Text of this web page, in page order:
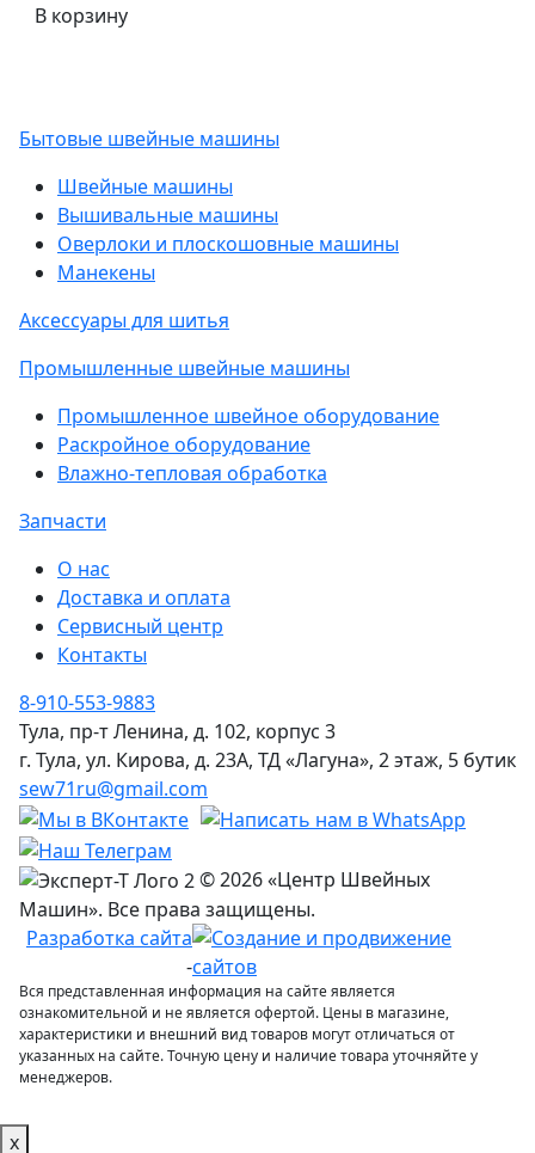
В корзину
Бытовые швейные машины
Швейные машины
Вышивальные машины
Оверлоки и плоскошовные машины
Манекены
Аксессуары для шитья
Промышленные швейные машины
Промышленное швейное оборудование
Раскройное оборудование
Влажно-тепловая обработка
Запчасти
О нас
Доставка и оплата
Сервисный центр
Контакты
8-910-553-9883
Тула, пр-т Ленина, д. 102, корпус 3
г. Тула, ул. Кирова, д. 23А, ТД «Лагуна», 2 этаж, 5 бутик
sew71ru@gmail.com
© 2026 «Центр Швейных
Машин». Все права защищены.
Разработка сайта
-
Вся представленная информация на сайте является
ознакомительной и не является офертой. Цены в магазине,
характеристики и внешний вид товаров могут отличаться от
указанных на сайте. Точную цену и наличие товара уточняйте у
менеджеров.
x